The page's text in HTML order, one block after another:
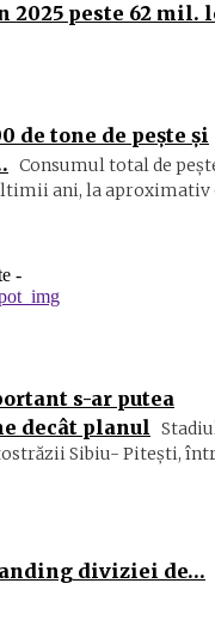
2025 peste 62 mil.
de tone de peşte şi
Consumul total de
ani, la aproximativ
-
s-ar putea
decât planul
Sibiu- Piteşti,
diviziei de…